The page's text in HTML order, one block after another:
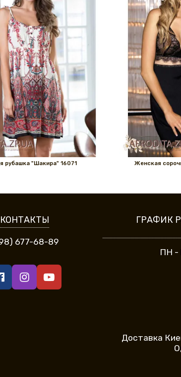
рубашка "Шакира" 16071 Женская
КОНТАКТЫ
677-68-89
ГРАФИК
ПН -
Доставка